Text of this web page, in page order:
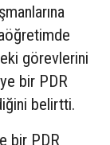
görevlerini
bir PDR
belirtti.
bir PDR